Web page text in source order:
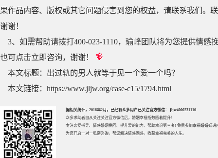
果作品内容、版权或其它问题侵害到您的权益，请联系我们。
谢谢！
3、如需帮助请拨打400-023-1110，瑜峰团队将为您提供情
也可点击立即咨询，谢谢！
本文标题： 出过轨的男人就等于见一个爱一个吗？
本文链接： https://www.jljw.org/case-c15/1794.html
据相关统计，2016年2月，已经有众多用户已关注官方微信： jljw4000231110
众多求助者自从关注关注官方微信后，婚姻幸福指数随着提升！
专注恋爱指导 情感婚姻挽回 、提升爱的能力 、帮助劝退第三者! 免费参加幸福婚婚姻讲
为您开启一对一私密咨询，帮您解决情感困惑，收获幸福完美的人生。